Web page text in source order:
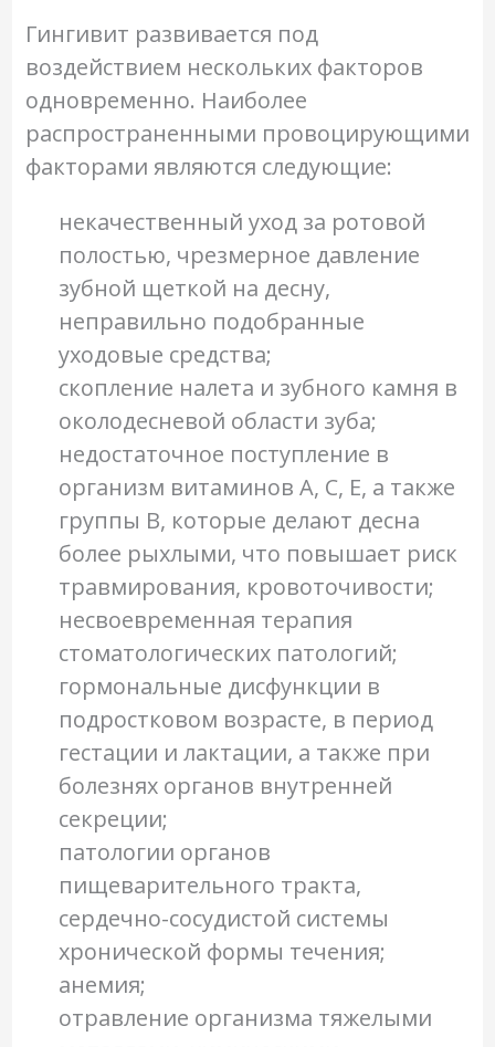
Гингивит развивается под
воздействием нескольких факторов
одновременно. Наиболее
распространенными провоцирующими
факторами являются следующие:
некачественный уход за ротовой
полостью, чрезмерное давление
зубной щеткой на десну,
неправильно подобранные
уходовые средства;
скопление налета и зубного камня в
околодесневой области зуба;
недостаточное поступление в
организм витаминов А, С, Е, а также
группы В, которые делают десна
более рыхлыми, что повышает риск
травмирования, кровоточивости;
несвоевременная терапия
стоматологических патологий;
гормональные дисфункции в
подростковом возрасте, в период
гестации и лактации, а также при
болезнях органов внутренней
секреции;
патологии органов
пищеварительного тракта,
сердечно-сосудистой системы
хронической формы течения;
анемия;
отравление организма тяжелыми